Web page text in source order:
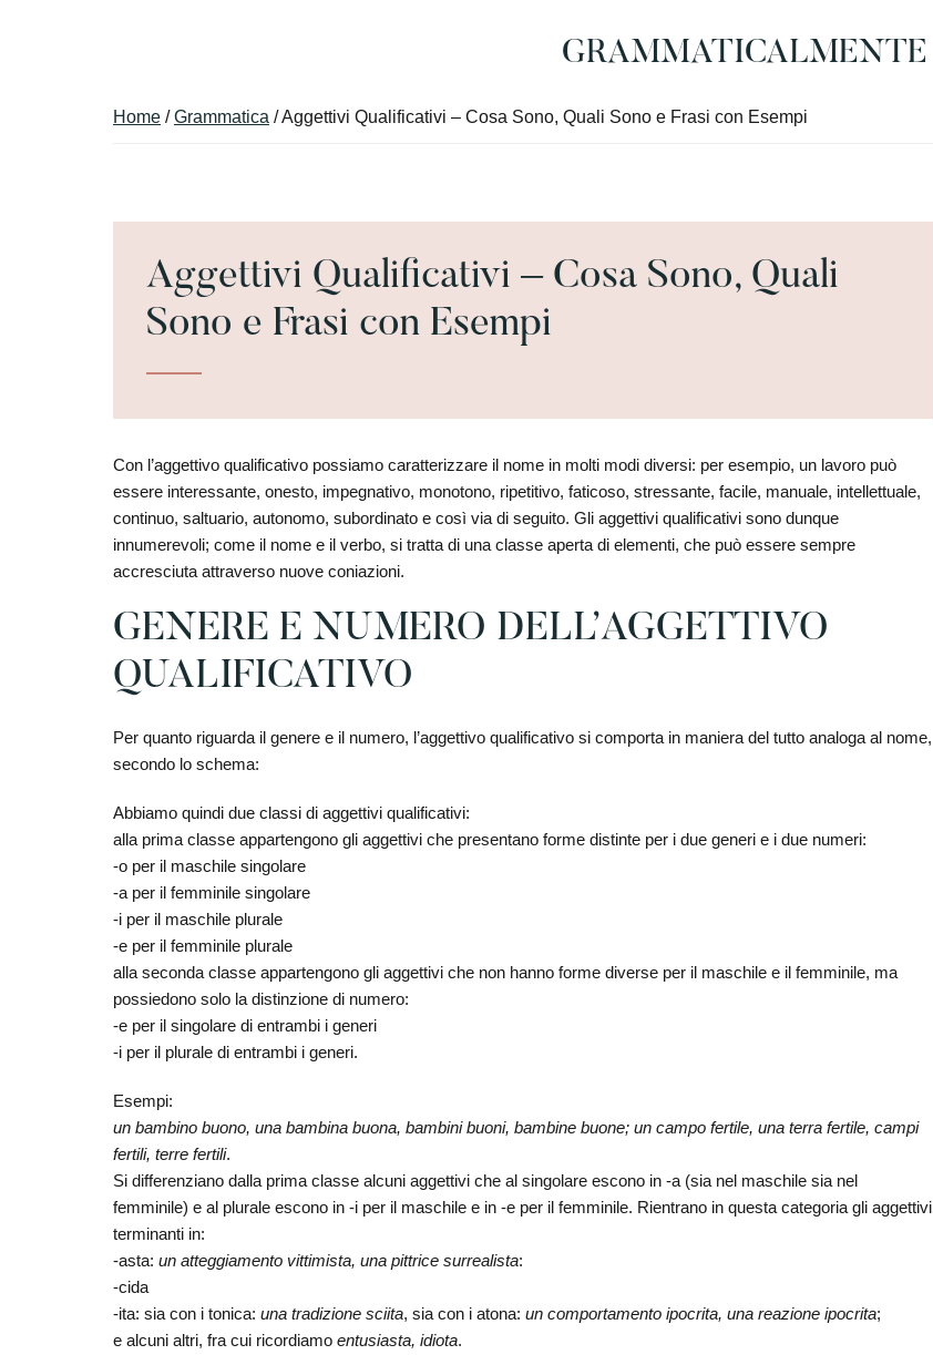
GRAMMATICALMENTE
Italiana
Home /Grammatica / Aggettivi Qualificativi – Cosa Sono, Quali Sono e Frasi con Esempi
Aggettivi Qualificativi – Cosa Sono, Quali
Sono e Frasi con Esempi
Con l’aggettivo qualificativo possiamo caratterizzare il nome in molti modi diversi: per esempio, un lavoro può
essere interessante, onesto, impegnativo, monotono, ripetitivo, faticoso, stressante, facile, manuale, intellettuale,
continuo, saltuario, autonomo, subordinato e così via di seguito. Gli aggettivi qualificativi sono dunque
innumerevoli; come il nome e il verbo, si tratta di una classe aperta di elementi, che può essere sempre
accresciuta attraverso nuove coniazioni.
GENERE E NUMERO DELL’AGGETTIVO
QUALIFICATIVO
Per quanto riguarda il genere e il numero, l’aggettivo qualificativo si comporta in maniera del tutto analoga al nome,
secondo lo schema:
Abbiamo quindi due classi di aggettivi qualificativi:
alla prima classe appartengono gli aggettivi che presentano forme distinte per i due generi e i due numeri:
-o per il maschile singolare
-a per il femminile singolare
-i per il maschile plurale
-e per il femminile plurale
alla seconda classe appartengono gli aggettivi che non hanno forme diverse per il maschile e il femminile, ma
possiedono solo la distinzione di numero:
-e per il singolare di entrambi i generi
-i per il plurale di entrambi i generi.
Esempi:
un bambino buono, una bambina buona, bambini buoni, bambine buone; un campo fertile, una terra fertile, campi
fertili, terre fertili.
Si differenziano dalla prima classe alcuni aggettivi che al singolare escono in -a (sia nel maschile sia nel
femminile) e al plurale escono in -i per il maschile e in -e per il femminile. Rientrano in questa categoria gli aggettivi
terminanti in:
-asta: un atteggiamento vittimista, una pittrice surrealista:
-cida
-ita: sia con i tonica: una tradizione sciita, sia con i atona: un comportamento ipocrita, una reazione ipocrita;
e alcuni altri, fra cui ricordiamo entusiasta, idiota.